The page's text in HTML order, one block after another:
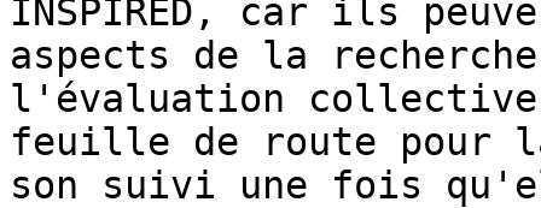
INSPIRED, car ils
aspects de la
l'évaluation
feuille de route pour
son suivi une fois